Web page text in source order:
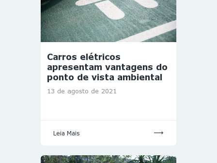
Carros elétricos
apresentam vantagens do
ponto de vista ambiental
13 de agosto de 2021
Leia Mais